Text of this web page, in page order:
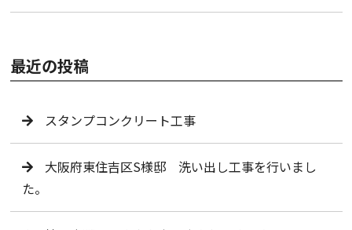
最近の投稿
スタンプコンクリート工事
大阪府東住吉区S様邸 洗い出し工事を行いまし
た。